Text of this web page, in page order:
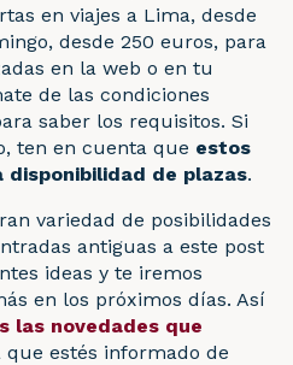
en viajes a Lima, desde
desde 250 euros, para
en la web o en tu
de las condiciones
saber los requisitos. Si
ten en cuenta que estos
de plazas.
variedad de posibilidades
antiguas a este post
ideas y te iremos
en los próximos días. Así
las novedades que
que estés informado de